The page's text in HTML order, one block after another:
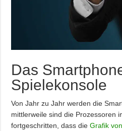
Das
Spielekonsole
Von Jahr zu Jahr werden die
mittlerweile sind die Prozessoren
fortgeschritten, dass dieGrafik